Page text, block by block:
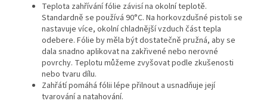
Teplota zahřívání fólie závisí na okolní teplotě.
Standardně se používá 90°C. Na horkovzdušné pistoli se
nastavuje více, okolní chladnější vzduch část tepla
odebere. Fólie by měla být dostatečně pružná, aby se
dala snadno aplikovat na zakřivené nebo nerovné
povrchy. Teplotu můžeme zvyšovat podle zkušenosti
nebo tvaru dílu.
Zahřátí pomáhá fólii lépe přilnout a usnadňuje její
tvarování a natahování.